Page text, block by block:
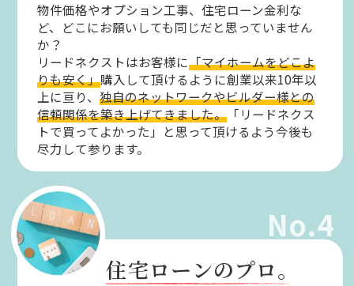
物件価格やオプション工事、住宅ローン金利な
ど、どこにお願いしても同じだと思っていません
か？
リードネクストはお客様に「マイホームをどこよ
りも安く」購入して頂けるように創業以来10年以
上に亘り、独自のネットワークやビルダー様との
信頼関係を築き上げてきました。 「リードネクス
トで買ってよかった」と思って頂けるよう今後も
尽力して参ります。
No.4
住宅ローンのプロ。